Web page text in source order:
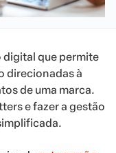
digital que permite
direcionadas à
de uma marca.
e fazer a gestão